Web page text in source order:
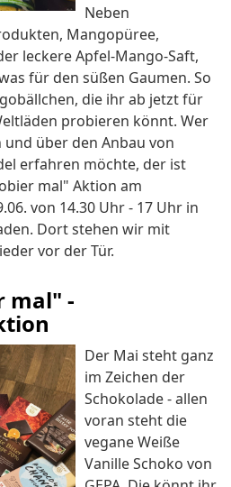
Neben
Mangopüree,
leckere Apfel-Mango-Saft,
für den süßen Gaumen. So
die ihr ab jetzt für
probieren könnt. Wer
über den Anbau von
erfahren möchte, der ist
mal" Aktion am
von 14.30 Uhr - 17 Uhr in
Dort stehen wir mit
vor der Tür.
mal" -
Der Mai steht ganz
im Zeichen der
Schokolade - allen
voran steht die
vegane Weiße
Vanille Schoko von